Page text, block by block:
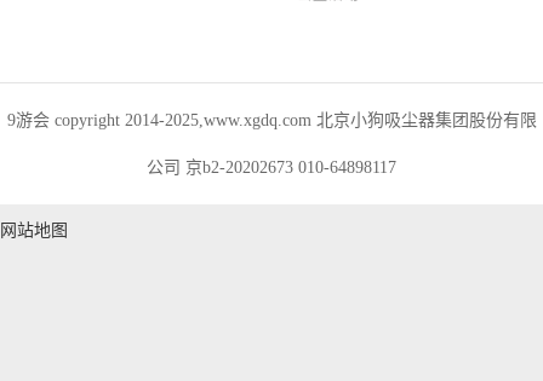
9游会 copyright 2014-2025,www.xgdq.com 北京小狗吸尘器集团股份有限
公司 京b2-20202673 010-64898117
网站地图